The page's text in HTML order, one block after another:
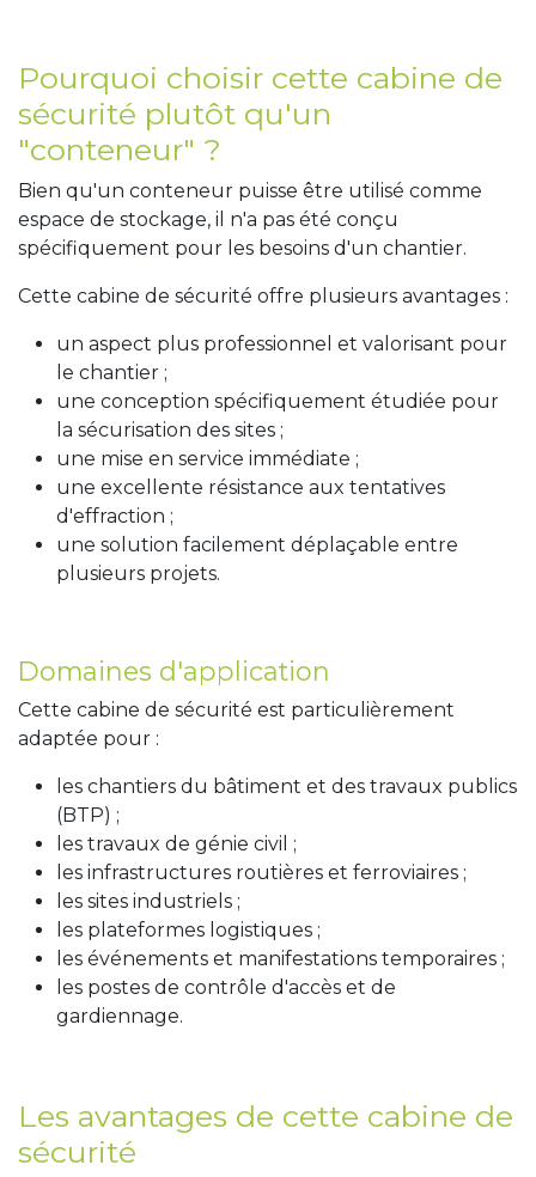
Pourquoi choisir cette cabine de
sécurité plutôt qu'un
"conteneur" ?
Bien qu'un conteneur puisse être utilisé comme
espace de stockage, il n'a pas été conçu
spécifiquement pour les besoins d'un chantier.
Cette cabine de sécurité offre plusieurs avantages :
un aspect plus professionnel et valorisant pour
le chantier ;
une conception spécifiquement étudiée pour
la sécurisation des sites ;
une mise en service immédiate ;
une excellente résistance aux tentatives
d'effraction ;
une solution facilement déplaçable entre
plusieurs projets.
Domaines d'application
Cette cabine de sécurité est particulièrement
adaptée pour :
les chantiers du bâtiment et des travaux publics
(BTP) ;
les travaux de génie civil ;
les infrastructures routières et ferroviaires ;
les sites industriels ;
les plateformes logistiques ;
les événements et manifestations temporaires ;
les postes de contrôle d'accès et de
gardiennage.
Les avantages de cette cabine de
sécurité